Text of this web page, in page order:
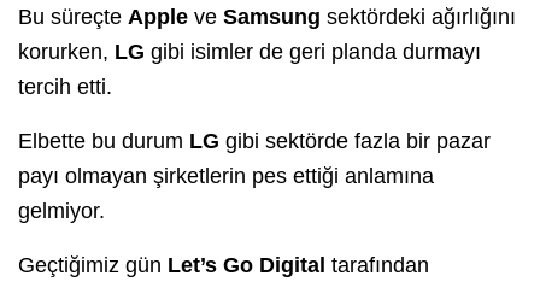
Bu süreçte Apple ve Samsung sektördeki ağırlığını
korurken, LG gibi isimler de geri planda durmayı
tercih etti.
Elbette bu durum LG gibi sektörde fazla bir pazar
payı olmayan şirketlerin pes ettiği anlamına
gelmiyor.
Geçtiğimiz gün Let’s Go Digital tarafından